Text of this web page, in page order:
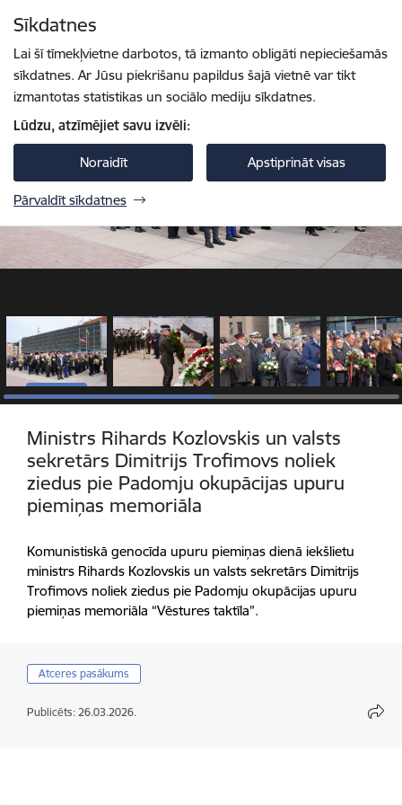
Sīkdatnes
Lai šī tīmekļvietne darbotos, tā izmanto obligāti nepieciešamās
sīkdatnes. Ar Jūsu piekrišanu papildus šajā vietnē var tikt
izmantotas statistikas un sociālo mediju sīkdatnes.
Lūdzu, atzīmējiet savu izvēli:
Noraidīt Apstiprināt visas
Pārvaldīt sīkdatnes
1 / 7
Ministrs Rihards Kozlovskis un valsts
sekretārs Dimitrijs Trofimovs noliek
ziedus pie Padomju okupācijas upuru
piemiņas memoriāla
Komunistiskā genocīda upuru piemiņas dienā iekšlietu
ministrs Rihards Kozlovskis un valsts sekretārs Dimitrijs
Trofimovs noliek ziedus pie Padomju okupācijas upuru
piemiņas memoriāla “Vēstures taktīla”.
Atceres pasākums
Publicēts: 26.03.2026.